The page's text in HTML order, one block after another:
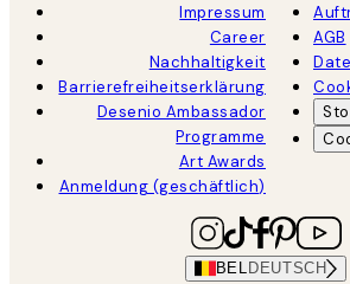
Impressum
Career
Nachhaltigkeit
Barrierefreiheitserklärung
Desenio Ambassador
Programme
Art Awards
Anmeldung (geschäftlich)
AGB
BEL DEUTSCH